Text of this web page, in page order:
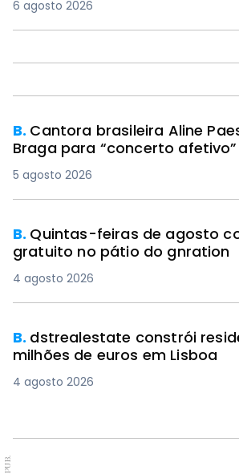
6 agosto 2026
B. Cantora brasileira Aline
Braga para “concerto afetivo”
5 agosto 2026
B. Quintas-feiras de agosto
gratuito no pátio do gnration
4 agosto 2026
B. dstrealestate constrói
milhões de euros em Lisboa
4 agosto 2026
PUB.